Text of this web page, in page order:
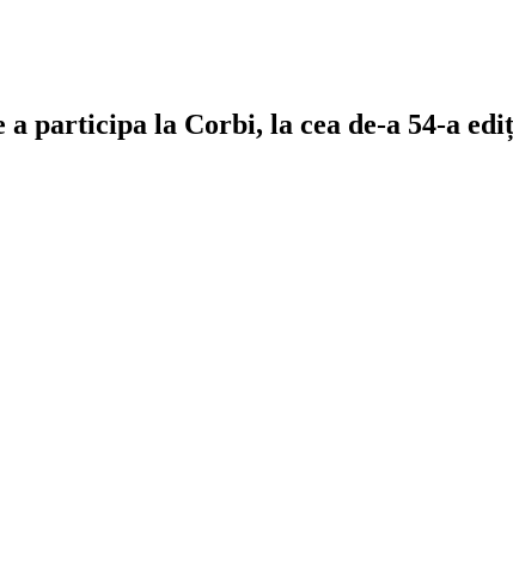
participa la Corbi, la cea de-a 54-a